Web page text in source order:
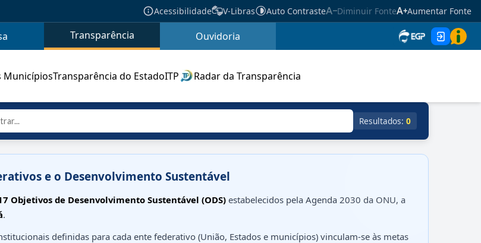
Acessibilidade V-Libras Auto Contraste Diminuir Fonte Aumentar Fonte
Transparência Ouvidoria
MunicípiosTransparência do EstadoITP Radar da Transparência
Resultados: 0
e o Desenvolvimento Sustentável
Objetivos de Desenvolvimento Sustentável (ODS) estabelecidos pela Agenda 2030 da ONU, a
.
definidas para cada ente federativo (União, Estados e municípios) vinculam-se às metas